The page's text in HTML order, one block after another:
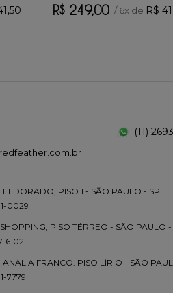
,50 R$ 249,00 /6x de R$ 41
(11)
ELDORADO, PISO 1 - SÃO PAULO - SP
0029
PISO TÉRREO - SÃO PAULO -
6102
ANÁLIA FRANCO. PISO LÍRIO - SÃO
7779